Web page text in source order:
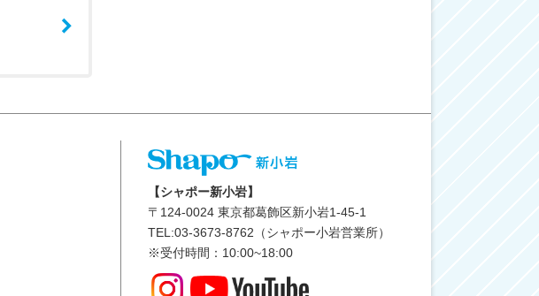
【シャポー新小岩】
〒 124-0024 東京都葛飾区新小岩1-45-1
TEL:03-3673-8762（シャポー小岩営業所）
※受付時間：10:00~18:00